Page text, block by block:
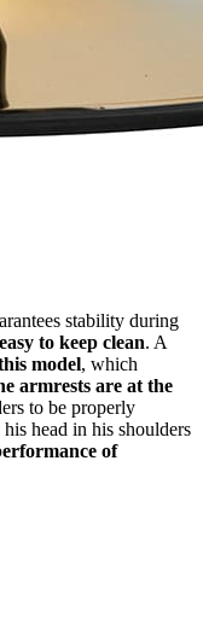
stability during
easy to keep clean. A
model, which
armrests are at the
to be properly
head in his shoulders
of